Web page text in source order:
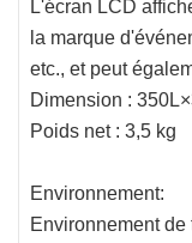
L'écran LCD
la marque
etc., et peut
Dimension :
Poids net : 3,5 kg
Environnement:
Environnement